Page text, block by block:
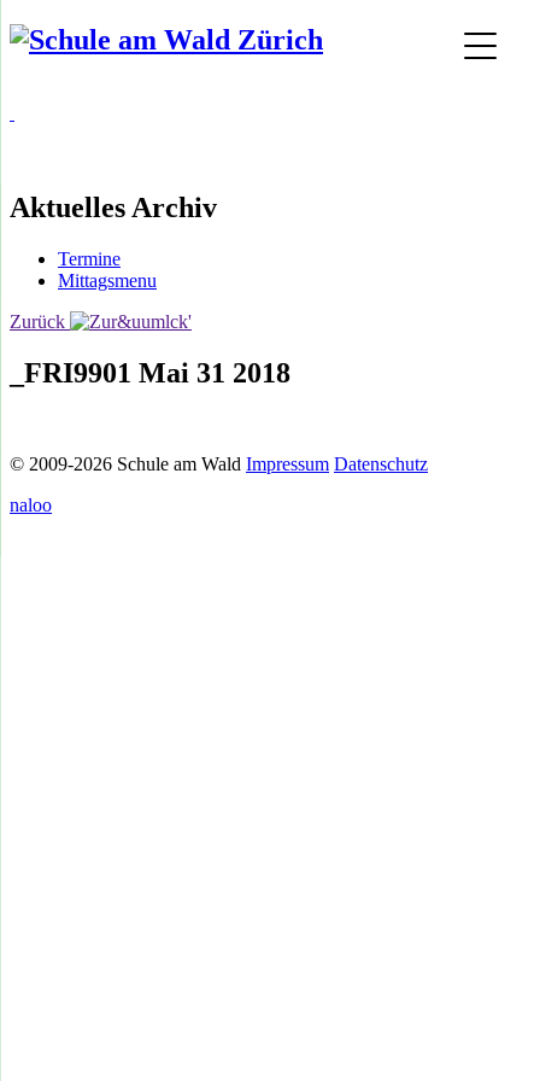
Aktuelles Archiv
Termine
Mittagsmenu
Zurück
_FRI9901 Mai 31 2018
© 2009-2026 Schule am Wald Impressum Datenschutz
naloo